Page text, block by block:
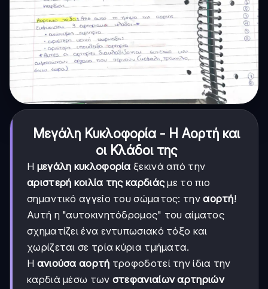
Μεγάλη Κυκλοφορία - Η Αορτή και
οι Κλάδοι της
Η μεγάλη κυκλοφορία ξεκινά από την
αριστερή κοιλία της καρδιάςμε το πιο
σημαντικό αγγείο του σώματος: τηναορτή!
Αυτή η "αυτοκινητόδρομος" του αίματος
σχηματίζει ένα εντυπωσιακό τόξο και
χωρίζεται σε τρία κύρια τμήματα.
Η ανιούσα αορτή τροφοδοτεί την ίδια την
καρδιά μέσω των στεφανιαίων αρτηριών